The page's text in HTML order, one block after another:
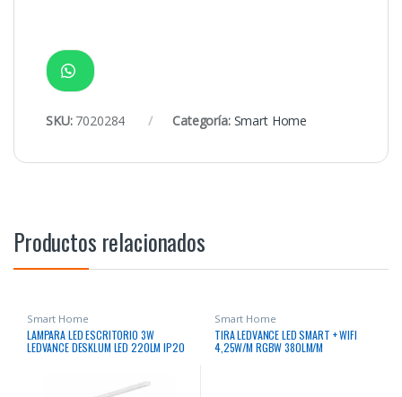
SKU: 7020284 Categoría: Smart Home
Productos relacionados
Smart Home
LAMPARA LED ESCRITORIO 3W
LEDVANCE DESKLUM LED 220LM IP20
Smart Home
TIRA LEDVANCE LED SMART + WIFI
4,25W/M RGBW 380LM/M